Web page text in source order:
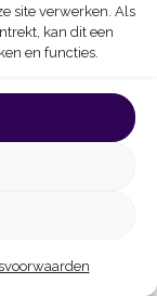
site verwerken. Als
kan dit een
en functies.
wij u